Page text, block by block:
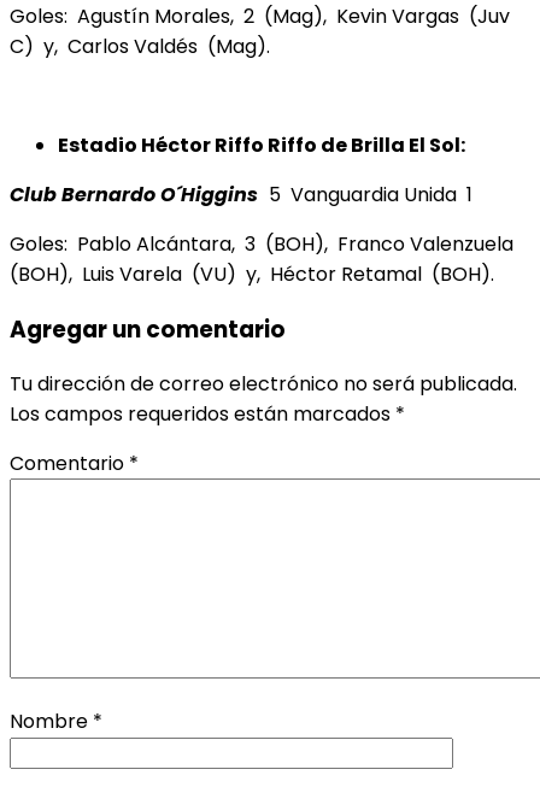
Goles: Agustín Morales, 2 (Mag), Kevin Vargas (Juv
C) y, Carlos Valdés (Mag).
Estadio Héctor Riffo Riffo de Brilla El Sol:
Club Bernardo O´Higgins 5 Vanguardia Unida 1
Goles: Pablo Alcántara, 3 (BOH), Franco Valenzuela
(BOH), Luis Varela (VU) y, Héctor Retamal (BOH).
Agregar un comentario
Tu dirección de correo electrónico no será publicada.
Los campos requeridos están marcados *
Comentario *
Nombre *